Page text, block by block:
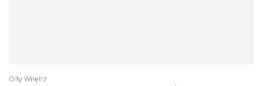
Orły Wnętrz